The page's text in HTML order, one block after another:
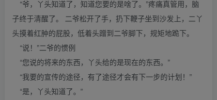
“爷，丫头知道了，知道您要的是啥了。”疼痛真管用，脑
子终于清醒了。 二爷松开了手，扔下鞭子坐到沙发上，二丫
头摸着红肿的屁股，低着头蹭到二爷脚下，规矩地跪下。
“说！”二爷的惯例
“您说的将来的东西，丫头给的是现在的东西。”
“我要的宣传的途径，有了途径才会有下一步的计划！”
“是，丫头知道了。”